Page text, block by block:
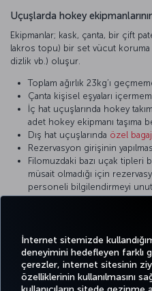
İnternet sitemizde
deneyimini hedefleyen farklı
çerezler, internet sitesinin
özelliklerinin kullanılmasını
Uçuşlarda hokey
Ekipmanlar; kask, çanta, bir çift
lakros topu) bir set vücut
dizlik vb.) oluşur.
Toplam ağırlık 23kg’ı
Çanta kişisel eşyaları
İç hat uçuşlarında hokey
adet hokey ekipmanı taşıma
Dış hat uçuşlarında özel
Rezervasyon girişinin
Filomuzdaki bazı uçak tipleri
müsait olmadığı için
personeli bilgilendirmeyi